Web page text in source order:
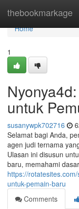
thebookmarkage
Home
Home
1
untuk
susanywpk702716
Selamat bagi Anda,
agen judi ternama
Ulasan ini disusun
baru, memahami dasar
https://
untuk-pemain-baru
Comments